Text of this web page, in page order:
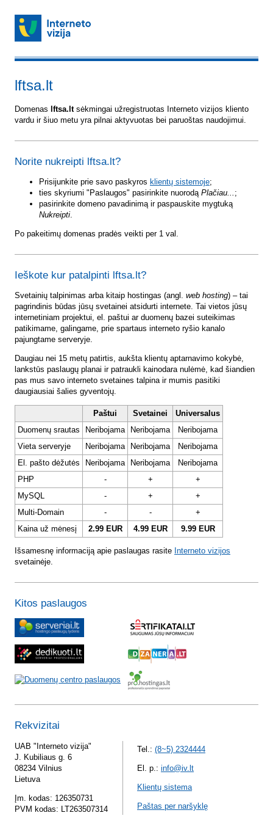
lftsa.lt
Domenas lftsa.ltsėkmingai užregistruotas Interneto vizijos kliento
vardu ir šiuo metu yra pilnai aktyvuotas bei paruoštas naudojimui.
Norite nukreipti lftsa.lt?
Prisijunkite prie savo paskyros klientų sistemoje;
ties skyriumi "Paslaugos" pasirinkite nuorodą Plačiau... ;
pasirinkite domeno pavadinimą ir paspauskite mygtuką
Nukreipti.
Po pakeitimų domenas pradės veikti per 1 val.
Ieškote kur patalpinti lftsa.lt?
Svetainių talpinimas arba kitaip hostingas (angl. web hosting) – tai
pagrindinis būdas jūsų svetainei atsidurti internete. Tai vietos jūsų
internetiniam projektui, el. paštui ar duomenų bazei suteikimas
patikimame, galingame, prie spartaus interneto ryšio kanalo
pajungtame serveryje.
Daugiau nei 15 metų patirtis, aukšta klientų aptarnavimo kokybė,
lankstūs paslaugų planai ir patraukli kainodara nulėmė, kad šiandien
pas mus savo interneto svetaines talpina ir mumis pasitiki
daugiausiai šalies gyventojų.
Paštui Svetainei
Universalus
Duomenų srautas
Neribojama Neribojama
Neribojama
Vieta serveryje
Neribojama Neribojama
Neribojama
El. pašto dėžutės
Neribojama Neribojama
Neribojama
PHP
- +
+
MySQL
- +
+
Multi-Domain
- -
+
Kaina už mėnesį
2.99 EUR 4.99 EUR 9.99 EUR
Išsamesnę informaciją apie paslaugas rasite Interneto vizijos
svetainėje.
Kitos paslaugos
Rekvizitai
UAB "Interneto vizija"
J. Kubiliaus g. 6
08234 Vilnius
Lietuva
Įm. kodas: 126350731
PVM kodas: LT263507314
Tel.: (8~5) 2324444
El. p.: info@iv.lt
Klientų sistema
Paštas per naršyklę